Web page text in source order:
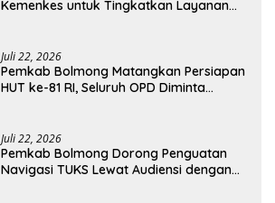
Kemenkes untuk Tingkatkan Layanan
Juli 22, 2026
Pemkab Bolmong Matangkan Persiapan
HUT ke-81 RI, Seluruh OPD Diminta
Juli 22, 2026
Pemkab Bolmong Dorong Penguatan
Navigasi TUKS Lewat Audiensi dengan